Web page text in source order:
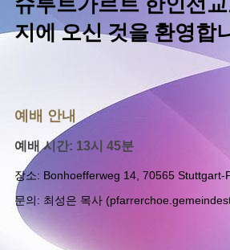
지에 오신 것을 환영합
예 배 안내
예배 시간: 13시 45분
장소: Bonhoefferweg 14, 70565 Stuttgart-
문의: 최성은 목사 (